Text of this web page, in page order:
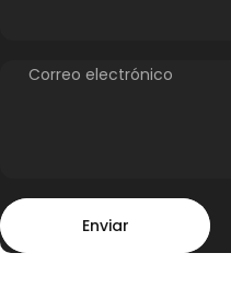
Correo electrónico
Enviar
Enviar